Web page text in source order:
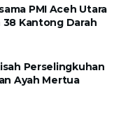
PMI Aceh Utara
38 Kantong Darah
Perselingkuhan
Ayah Mertua